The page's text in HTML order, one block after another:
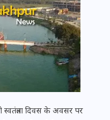
दिवस के अवसर पर